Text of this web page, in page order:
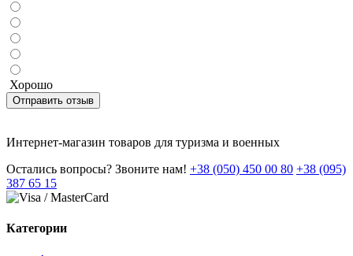
Хорошо
Отправить отзыв
Интернет-магазин товаров для туризма и военных
Остались вопросы? Звоните нам! +38 (050) 450 00 80 +38 (095)
387 65 15
Категории